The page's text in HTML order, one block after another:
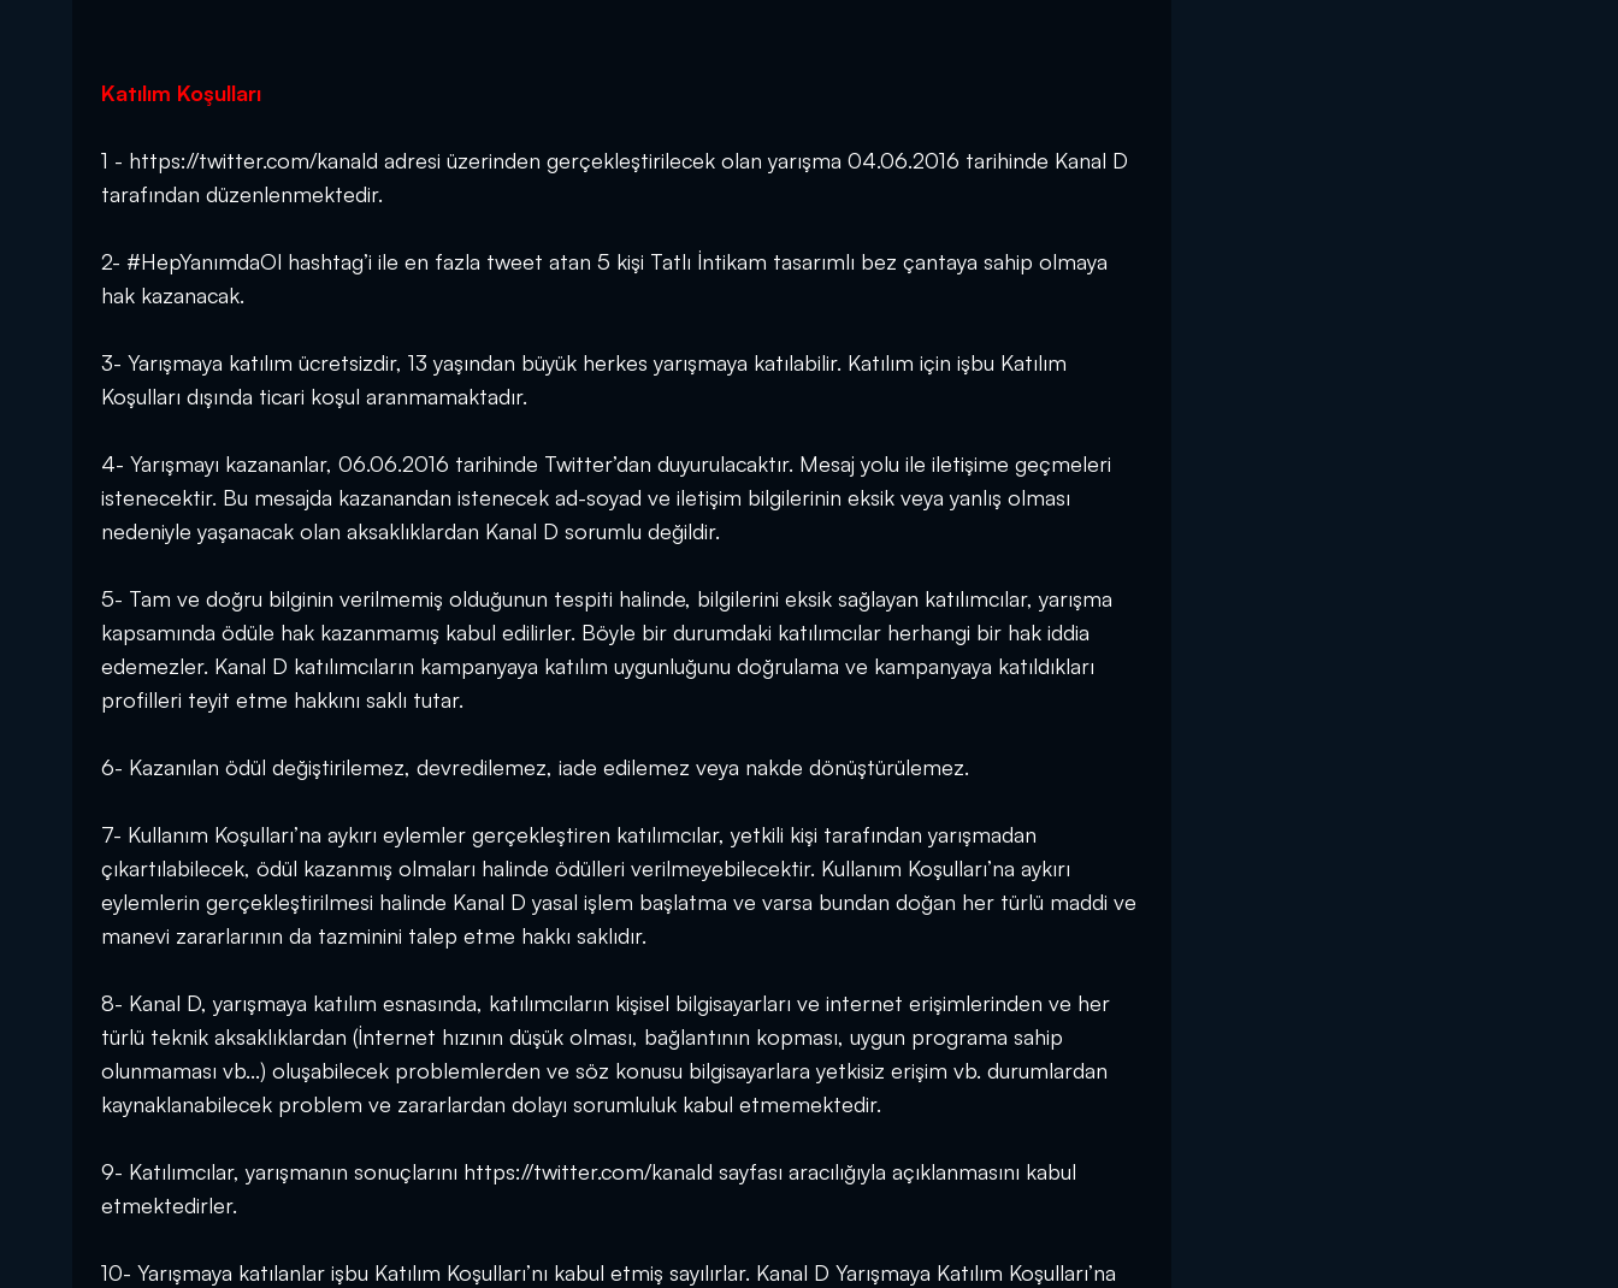
Katılım Koşulları
1 - https://twitter.com/kanald adresi üzerinden gerçekleştirilecek olan yarışma 04.06.2016 tarihinde Kanal D
tarafından düzenlenmektedir.
2- #HepYanımdaOl hashtag’i ile en fazla tweet atan 5 kişi Tatlı İntikam tasarımlı bez çantaya sahip olmaya
hak kazanacak.
3- Yarışmaya katılım ücretsizdir, 13 yaşından büyük herkes yarışmaya katılabilir. Katılım için işbu Katılım
Koşulları dışında ticari koşul aranmamaktadır.
4- Yarışmayı kazananlar, 06.06.2016 tarihinde Twitter’dan duyurulacaktır. Mesaj yolu ile iletişime geçmeleri
istenecektir. Bu mesajda kazanandan istenecek ad-soyad ve iletişim bilgilerinin eksik veya yanlış olması
nedeniyle yaşanacak olan aksaklıklardan Kanal D sorumlu değildir.
5- Tam ve doğru bilginin verilmemiş olduğunun tespiti halinde, bilgilerini eksik sağlayan katılımcılar, yarışma
kapsamında ödüle hak kazanmamış kabul edilirler. Böyle bir durumdaki katılımcılar herhangi bir hak iddia
edemezler. Kanal D katılımcıların kampanyaya katılım uygunluğunu doğrulama ve kampanyaya katıldıkları
profilleri teyit etme hakkını saklı tutar.
6- Kazanılan ödül değiştirilemez, devredilemez, iade edilemez veya nakde dönüştürülemez.
7- Kullanım Koşulları’na aykırı eylemler gerçekleştiren katılımcılar, yetkili kişi tarafından yarışmadan
çıkartılabilecek, ödül kazanmış olmaları halinde ödülleri verilmeyebilecektir. Kullanım Koşulları’na aykırı
eylemlerin gerçekleştirilmesi halinde Kanal D yasal işlem başlatma ve varsa bundan doğan her türlü maddi ve
manevi zararlarının da tazminini talep etme hakkı saklıdır.
8- Kanal D, yarışmaya katılım esnasında, katılımcıların kişisel bilgisayarları ve internet erişimlerinden ve her
türlü teknik aksaklıklardan (İnternet hızının düşük olması, bağlantının kopması, uygun programa sahip
olunmaması vb...) oluşabilecek problemlerden ve söz konusu bilgisayarlara yetkisiz erişim vb. durumlardan
kaynaklanabilecek problem ve zararlardan dolayı sorumluluk kabul etmemektedir.
9- Katılımcılar, yarışmanın sonuçlarını https://twitter.com/kanald sayfası aracılığıyla açıklanmasını kabul
etmektedirler.
10- Yarışmaya katılanlar işbu Katılım Koşulları’nı kabul etmiş sayılırlar. Kanal D Yarışmaya Katılım Koşulları’na